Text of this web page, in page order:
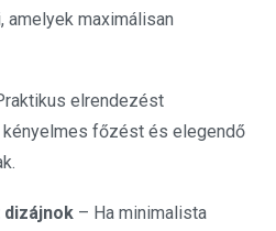
maximálisan
elrendezést
főzést és elegendő
– Ha minimalista